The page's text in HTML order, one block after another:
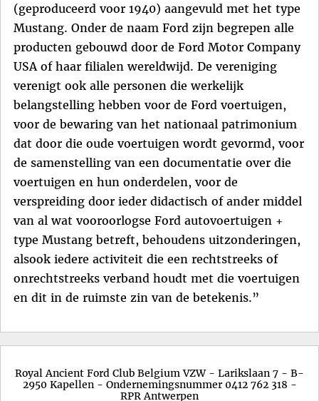
(geproduceerd voor 1940) aangevuld met het type
Mustang. Onder de naam Ford zijn begrepen alle
producten gebouwd door de Ford Motor Company
USA of haar filialen wereldwijd. De vereniging
verenigt ook alle personen die werkelijk
belangstelling hebben voor de Ford voertuigen,
voor de bewaring van het nationaal patrimonium
dat door die oude voertuigen wordt gevormd, voor
de samenstelling van een documentatie over die
voertuigen en hun onderdelen, voor de
verspreiding door ieder didactisch of ander middel
van al wat vooroorlogse Ford autovoertuigen +
type Mustang betreft, behoudens uitzonderingen,
alsook iedere activiteit die een rechtstreeks of
onrechtstreeks verband houdt met die voertuigen
en dit in de ruimste zin van de betekenis.”
Royal Ancient Ford Club Belgium VZW - Larikslaan 7 - B-
2950 Kapellen - Ondernemingsnummer 0412 762 318 -
RPR Antwerpen